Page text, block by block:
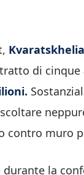
Kvaratskhelia
di cinque
contro muro
la